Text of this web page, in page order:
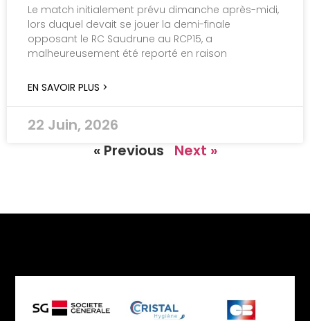
Le match initialement prévu dimanche après-midi,
lors duquel devait se jouer la demi-finale
opposant le RC Saudrune au RCP15, a
malheureusement été reporté en raison
EN SAVOIR PLUS >
22 Juin, 2026
« Previous
Next »